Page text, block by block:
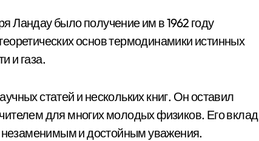
Ландау было получение им в 1962 году
основ термодинамики истинных
и газа.
статей и нескольких книг. Он оставил
для многих молодых физиков. Его вклад
незаменимым и достойным уважения.